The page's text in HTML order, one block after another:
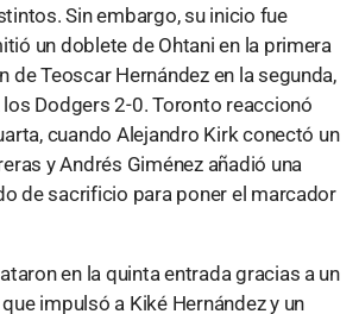
Sin embargo, su inicio fue
un doblete de Ohtani en la primera
de Teoscar Hernández en la segunda,
Dodgers 2-0. Toronto reaccionó
cuando Alejandro Kirk conectó un
y Andrés Giménez añadió una
de sacrificio para poner el marcador
en la quinta entrada gracias a un
impulsó a Kiké Hernández y un